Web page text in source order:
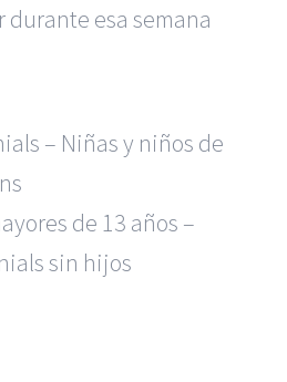
durante esa semana
– Niñas y niños de
de 13 años –
sin hijos